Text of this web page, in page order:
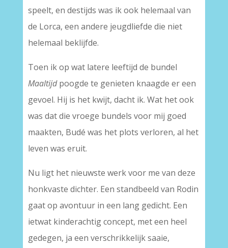
speelt, en destijds was ik ook helemaal van
de Lorca, een andere jeugdliefde die niet
helemaal beklijfde.
Toen ik op wat latere leeftijd de bundel
Maaltijdpoogde te genieten knaagde er een
gevoel. Hij is het kwijt, dacht ik. Wat het ook
was dat die vroege bundels voor mij goed
maakten, Budé was het plots verloren, al het
leven was eruit.
Nu ligt het nieuwste werk voor me van deze
honkvaste dichter. Een standbeeld van Rodin
gaat op avontuur in een lang gedicht. Een
ietwat kinderachtig concept, met een heel
gedegen, ja een verschrikkelijk saaie,